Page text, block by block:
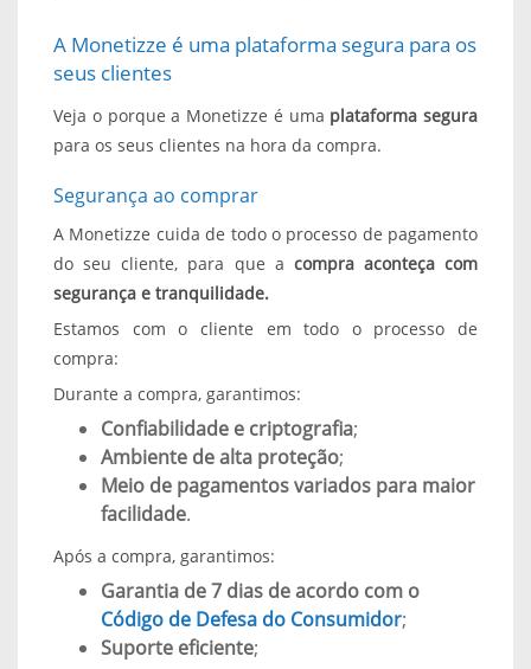
A Monetizze é uma plataforma segura para os
seus clientes
Veja o porque a Monetizze é uma plataforma segura
para os seus clientes na hora da compra.
Segurança ao comprar
A Monetizze cuida de todo o processo de pagamento
do seu cliente, para que a compra aconteça com
segurança e tranquilidade.
Estamos com o cliente em todo o processo de
compra:
Durante a compra, garantimos:
Confiabilidade e criptografia;
Ambiente de alta proteção;
Meio de pagamentos variados para maior
facilidade.
Após a compra, garantimos:
Garantia de 7 dias de acordo com o
Código de Defesa do Consumidor;
Suporte eficiente;